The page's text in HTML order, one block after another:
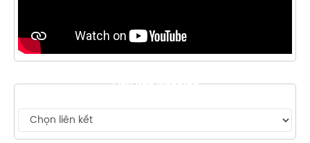
LIÊN KẾT WEBSITE